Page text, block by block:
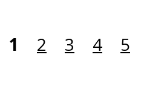
1 2 3 4 5